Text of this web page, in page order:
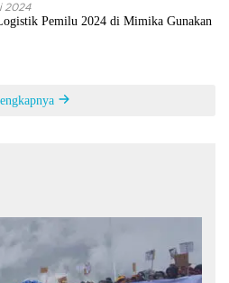
2024
Pemilu 2024 di Mimika Gunakan